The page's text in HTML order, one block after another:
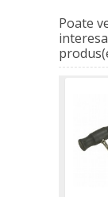
Poate